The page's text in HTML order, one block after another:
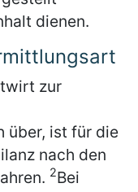
dienen.
zur
über, ist für die
nach den
2Bei